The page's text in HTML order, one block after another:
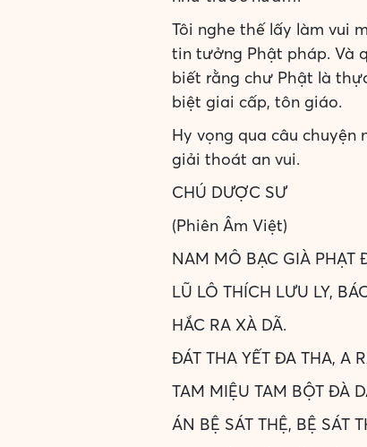
Tôi nghe thế lấy làm vui
tin tưởng Phật pháp. Và
biết rằng chư Phật là
biệt giai cấp, tôn giáo.
Hy vọng qua câu
giải thoát an vui.
CHÚ DƯỢC SƯ
(Phiên Âm Việt)
NAM MÔ BẠC GIÀ PHẠT
LŨ LÔ THÍCH LƯU LY,
HẮC RA XÀ DÃ.
ĐÁT THA YẾT ĐA THA, A
TAM MIỆU TAM BỘT ĐÀ
ÁN BỆ SÁT THỆ, BỆ SÁT